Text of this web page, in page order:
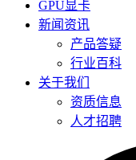
GPU显卡
新闻资讯
产品答疑
行业百科
关于我们
资质信息
人才招聘